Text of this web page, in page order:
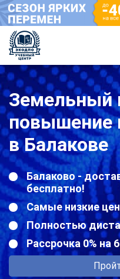
Земельный
повышение
в Балакове
Балаково -
бесплатно!
Самые низкие
Полностью
Рассрочка 0% на